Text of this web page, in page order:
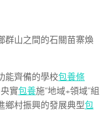
群山之間的石關苗寨煥
能齊備的學校包養條
實包養施“地域+領域”組
鄉村振興的發展典型包